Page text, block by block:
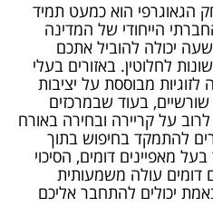
הגאוגרפי הוא כמעט תמיד
הייחודי של המדינה
יכולה להוביל אתכם
לחלוטין. באזורים בעלי
לזוגיות מבוססת על יציבות
בעוד שבמרכזים
לרוב על קריירה ובחירה באורח
להתמקד בחיפוש בתוך
מאפיינים דומים, הסיכוי
דומים עולה משמעותית
יכולים להתחבר אליכם